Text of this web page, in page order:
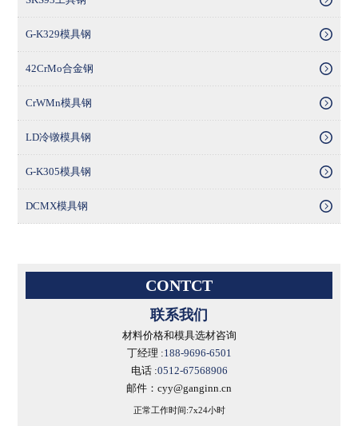
G-K329模具钢
42CrMo合金钢
CrWMn模具钢
LD冷镦模具钢
G-K305模具钢
DCMX模具钢
CONTCT
联系我们
材料价格和模具选材咨询
丁经理 :188-9696-6501
电话 :0512-67568906
邮件：cyy@ganginn.cn
正常工作时间:7x24小时